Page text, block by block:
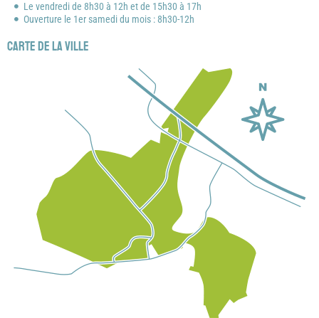
Le vendredi de 8h30 à 12h et de 15h30 à 17h
Ouverture le 1er samedi du mois : 8h30-12h
Carte de la ville